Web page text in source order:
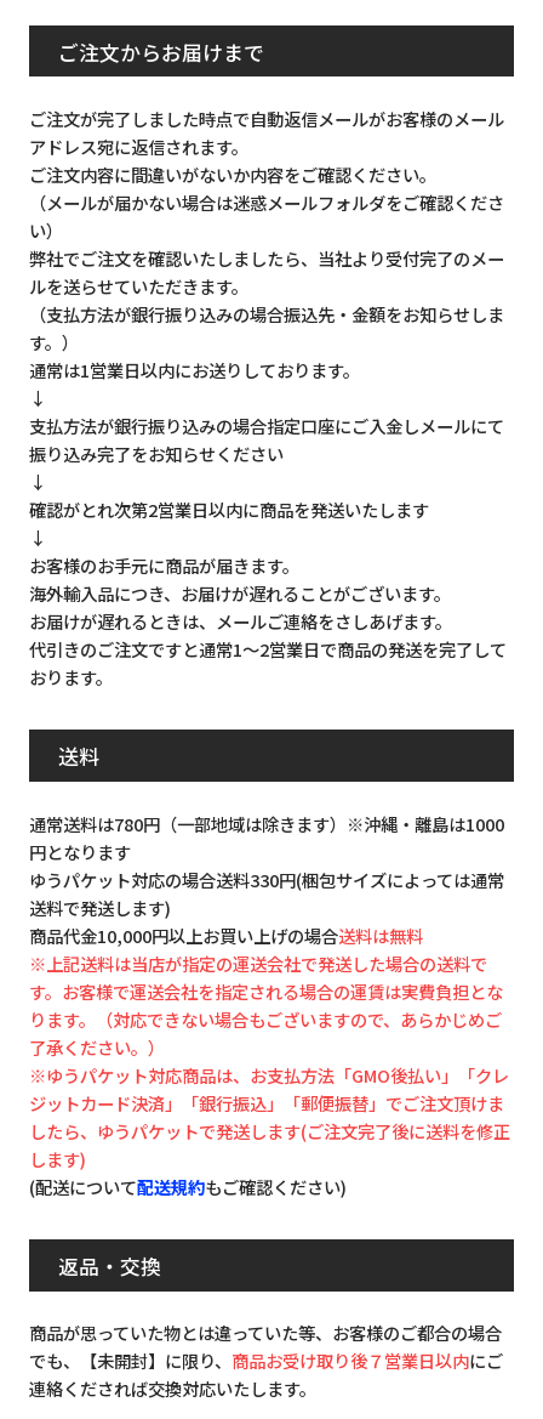
ご注文からお届けまで
ご注文が完了しました時点で自動返信メールがお客様のメール
アドレス宛に返信されます。
ご注文内容に間違いがないか内容をご確認ください。
（メールが届かない場合は迷惑メールフォルダをご確認くださ
い）
弊社でご注文を確認いたしましたら、当社より受付完了のメー
ルを送らせていただきます。
（支払方法が銀行振り込みの場合振込先・金額をお知らせしま
す。）
通常は1営業日以内にお送りしております。
↓
支払方法が銀行振り込みの場合指定口座にご入金しメールにて
振り込み完了をお知らせください
↓
確認がとれ次第2営業日以内に商品を発送いたします
↓
お客様のお手元に商品が届きます。
海外輸入品につき、お届けが遅れることがございます。
お届けが遅れるときは、メールご連絡をさしあげます。
代引きのご注文ですと通常1～2営業日で商品の発送を完了して
おります。
送料
通常送料は780円（一部地域は除きます）※沖縄・離島は1000
円となります
ゆうパケット対応の場合送料330円(梱包サイズによっては通常
送料で発送します)
商品代金10,000円以上お買い上げの場合送料は無料
※上記送料は当店が指定の運送会社で発送した場合の送料で
す。お客様で運送会社を指定される場合の運賃は実費負担とな
ります。（対応できない場合もございますので、あらかじめご
了承ください。）
※ゆうパケット対応商品は、お支払方法「GMO後払い」「クレ
ジットカード決済」「銀行振込」「郵便振替」でご注文頂けま
したら、ゆうパケットで発送します(ご注文完了後に送料を修正
します)
(配送について配送規約もご確認ください)
返品・交換
商品が思っていた物とは違っていた等、お客様のご都合の場合
でも、【未開封】に限り、 商品お受け取り後７営業日以内にご
連絡くだされば交換対応いたします。